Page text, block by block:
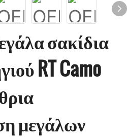
σακίδια
RT Camo
μεγάλων